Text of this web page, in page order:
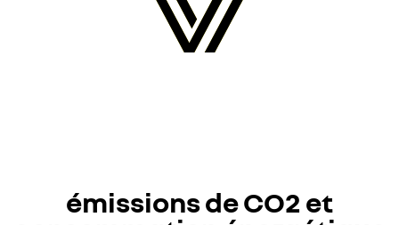
émissions de CO2 et